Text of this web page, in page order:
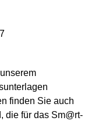
finden Sie auch
die für das Sm@rt-